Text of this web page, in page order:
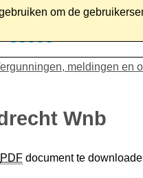
om de
meldingen en
Wnb
PDF document te